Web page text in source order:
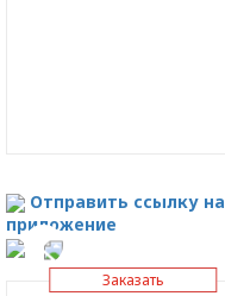
Отправить ссылку на
приложение
Заказать